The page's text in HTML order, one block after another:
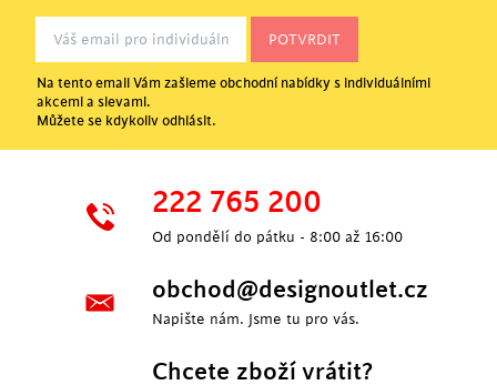
Na tento email Vám zašleme obchodní nabídky s individuálními
akcemi a slevami.
Můžete se kdykoliv odhlásit.
222 765 200
Od pondělí do pátku - 8:00 až 16:00
obchod@designoutlet.cz
Napište nám. Jsme tu pro vás.
Chcete zboží vrátit?